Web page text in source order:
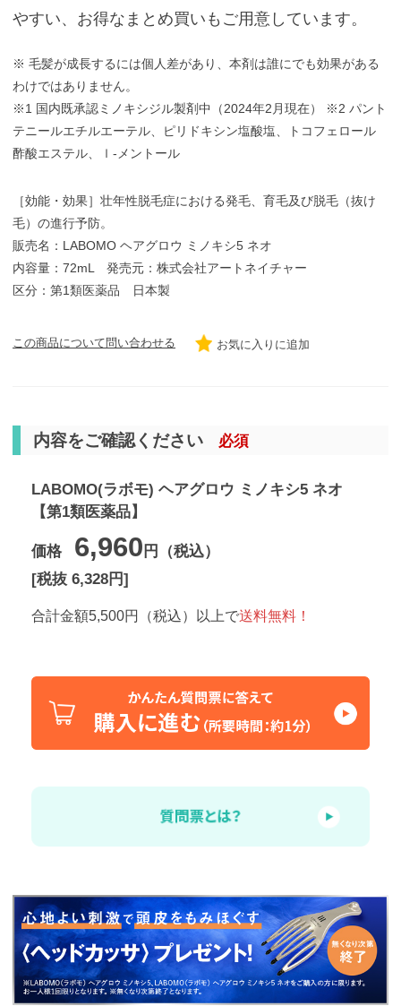
やすい、お得なまとめ買いもご用意しています。
※ 毛髪が成長するには個人差があり、本剤は誰にでも効果がある
わけではありません。
※1 国内既承認ミノキシジル製剤中（2024年2月現在） ※2 パント
テニールエチルエーテル、ピリドキシン塩酸塩、トコフェロール
酢酸エステル、ｌ-メントール
［効能・効果］壮年性脱毛症における発毛、育毛及び脱毛（抜け
毛）の進行予防。
販売名：LABOMO ヘアグロウ ミノキシ5 ネオ
内容量：72mL 発売元：株式会社アートネイチャー
区分：第1類医薬品 日本製
この商品について問い合わせる お気に入りに追加
内容をご確認ください 必須
LABOMO(ラボモ) ヘアグロウ ミノキシ5 ネオ
【第1類医薬品】
価格 6,960円（税込）
[税抜 6,328円]
合計金額5,500円（税込）以上で送料無料！